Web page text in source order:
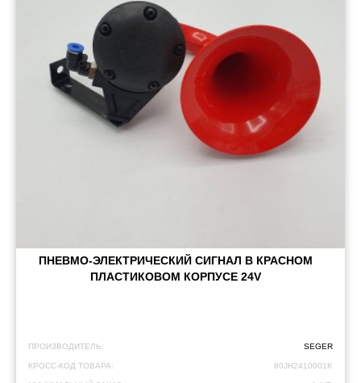
ПНЕВМО-ЭЛЕКТРИЧЕСКИЙ СИГНАЛ В КРАСНОМ
ПЛАСТИКОВОМ КОРПУСЕ 24V
ПРОИЗВОДИТЕЛЬ: SEGER
КРОСС-КОД ТОВАРА: 80JH2410001K